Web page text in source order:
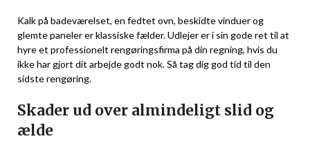
Kalk på badeværelset, en fedtet ovn, beskidte vinduer og
glemte paneler er klassiske fælder. Udlejer er i sin gode ret til at
hyre et professionelt rengøringsfirma på din regning, hvis du
ikke har gjort dit arbejde godt nok. Så tag dig god tid til den
sidste rengøring.
Skader ud over almindeligt slid og
ælde